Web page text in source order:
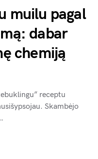
muilu pagal
dabar
chemiją
receptu
Skambėjo